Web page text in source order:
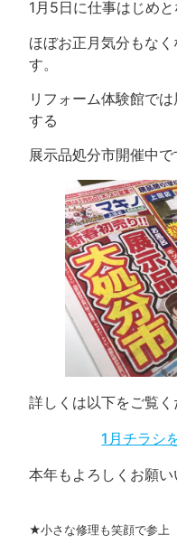
1月5日に仕事はじめと
ほぼお正月気分もな
す。
リフォーム体験館で
する
展示品処分市開催中で
詳しくは以下をご覧く
1月チラシ
本年もよろしくお願い
★小さな修理も笑顔で参